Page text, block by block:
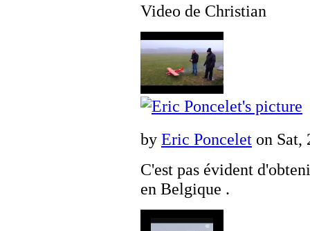
Video de Christian
by Eric Poncelet on Sat,
C'est pas évident
en Belgique .